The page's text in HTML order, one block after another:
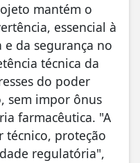
mantém o
essencial à
da segurança no
técnica da
do poder
sem impor ônus
farmacêutica. "A
técnico, proteção
regulatória",